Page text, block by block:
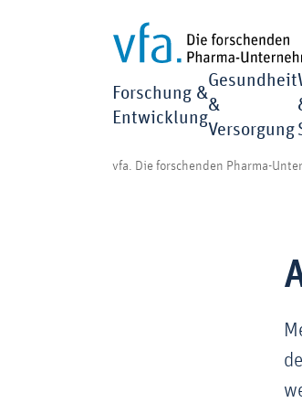
Forschung &
Entwicklung
Gesundheit
&
Versorgung
vfa. Die forschenden Pharma-